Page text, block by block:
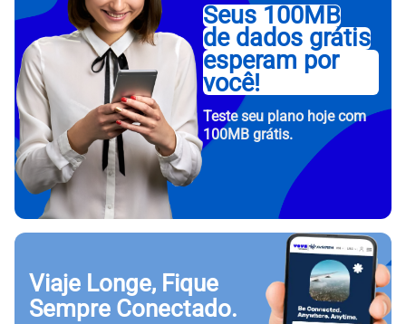
Seus 100MB
de dados grátis
esperam por
você!
Teste seu plano hoje com
100MB grátis.
Viaje Longe, Fique
Sempre Conectado.